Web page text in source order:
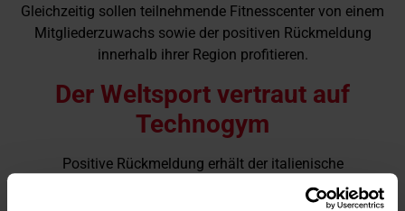
Gleichzeitig sollen teilnehmende Fitnesscenter von einem
Mitgliederzuwachs sowie der positiven Rückmeldung
innerhalb ihrer Region profitieren.
Der Weltsport vertraut auf
Technogym
Positive Rückmeldung erhält der italienische
Fitnessgerätehersteller auch aus der Sportwelt: In den 40
Jahren Firmen- geschichte konnte Technogym zahlreiche